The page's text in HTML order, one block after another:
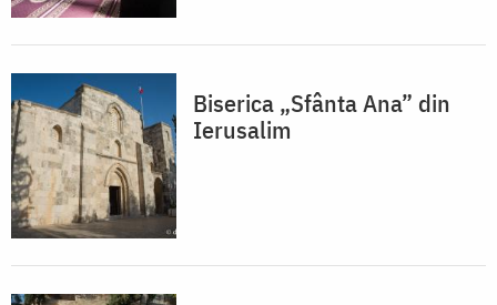
Biserica „Sfânta Ana” din
Ierusalim